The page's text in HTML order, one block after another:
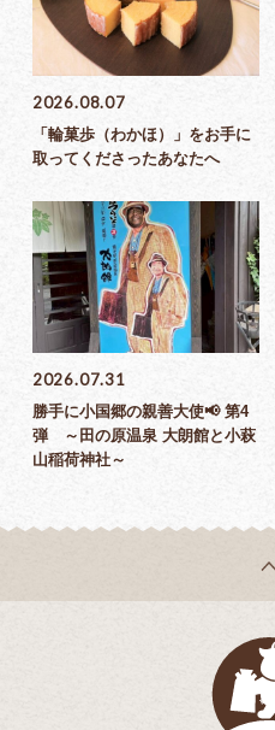
2026.08.07
「輪菓歩（わかほ）」をお手に
取ってくださったあなたへ
2026.07.31
勝手に小国郷の親善大使📢 第4
弾 ～田の原温泉 大朗館と小萩
山稲荷神社～